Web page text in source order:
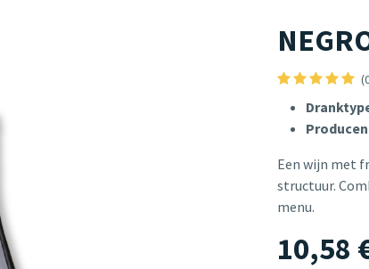
Een wijn met
structuur.
menu.
10,58